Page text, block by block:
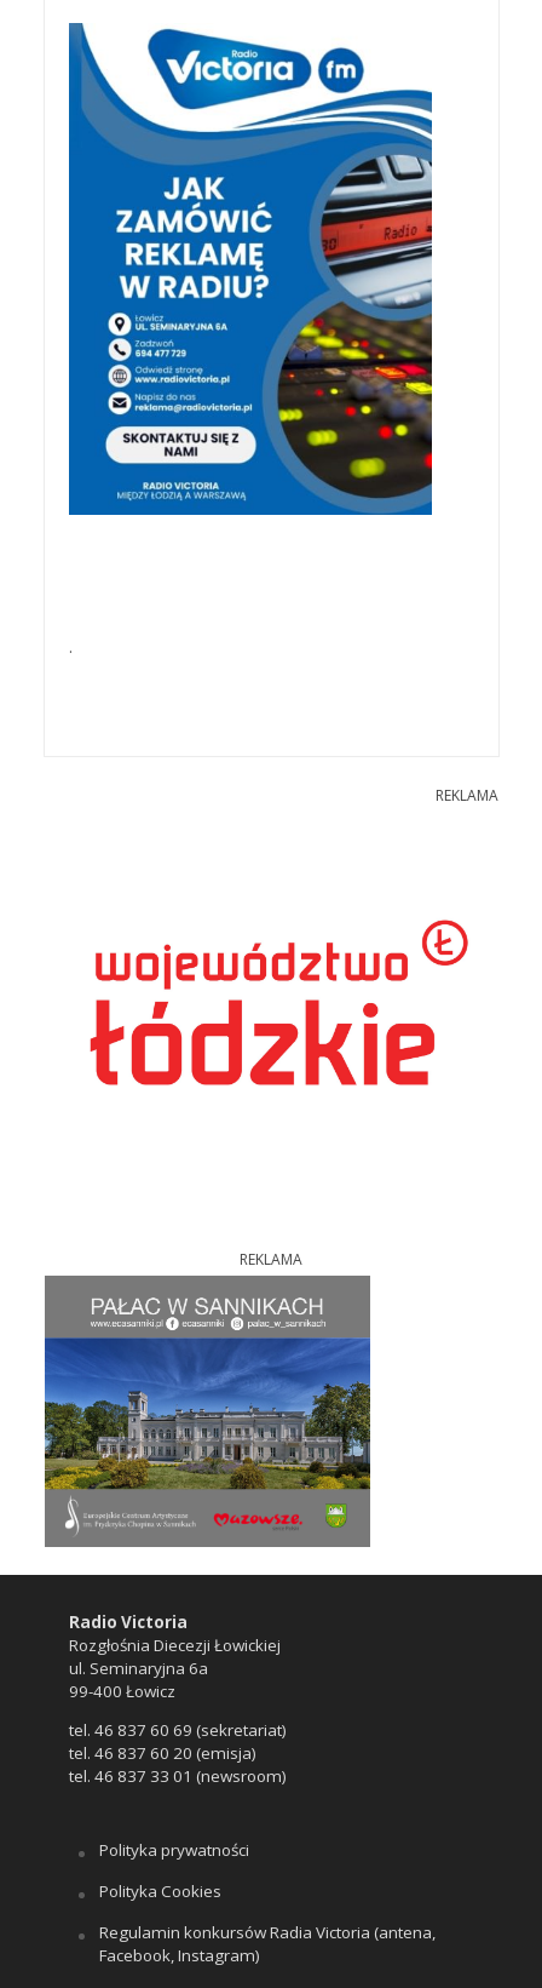
.
REKLAMA
REKLAMA
Radio Victoria
Rozgłośnia Diecezji Łowickiej
ul. Seminaryjna 6a
99-400 Łowicz
tel. 46 837 60 69 (sekretariat)
tel. 46 837 60 20 (emisja)
tel. 46 837 33 01 (newsroom)
Polityka prywatności
Polityka Cookies
Regulamin konkursów Radia Victoria (antena,
Facebook, Instagram)